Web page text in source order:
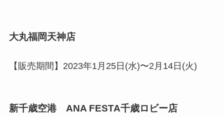
大丸福岡天神店
【販売期間】2023年1月25日(水)〜2月14日(火)
新千歳空港 ANA FESTA千歳ロビー店